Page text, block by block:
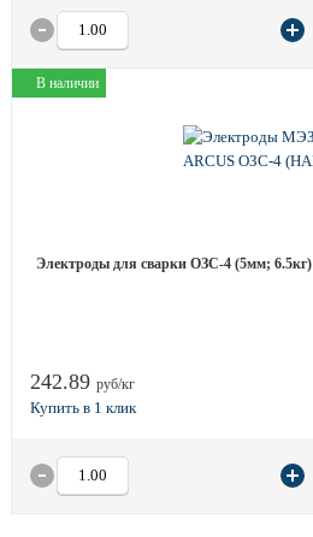
В наличии
Электроды для сварки ОЗС-4 (5мм; 6.5кг)
242.89 руб/кг